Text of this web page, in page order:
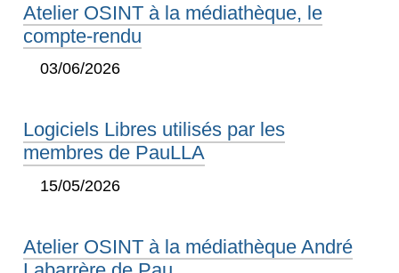
Atelier OSINT à la médiathèque, le
compte-rendu
03/06/2026
Logiciels Libres utilisés par les
membres de PauLLA
15/05/2026
Atelier OSINT à la médiathèque André